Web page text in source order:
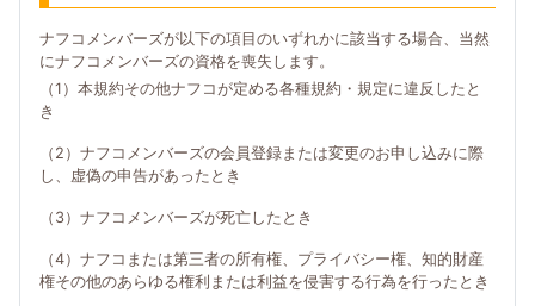
ナフコメンバーズが以下の項目のいずれかに該当する場合、当然
にナフコメンバーズの資格を喪失します。
（1）本規約その他ナフコが定める各種規約・規定に違反したと
き
（2）ナフコメンバーズの会員登録または変更のお申し込みに際
し、虚偽の申告があったとき
（3）ナフコメンバーズが死亡したとき
（4）ナフコまたは第三者の所有権、プライバシー権、知的財産
権その他のあらゆる権利または利益を侵害する行為を行ったとき